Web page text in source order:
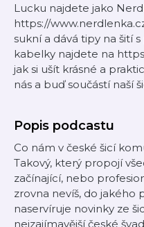
Lucku najdete jako
https://
sukní a dává tipy na šití
kabelky najdete na
jak si ušít krásné a
nás a buď součástí naší
Popis podcastu
Co nám v české šicí
Takový, který propojí
začínající, nebo
zrovna nevíš, do jakého
naservíruje novinky ze
nejzajímavější české